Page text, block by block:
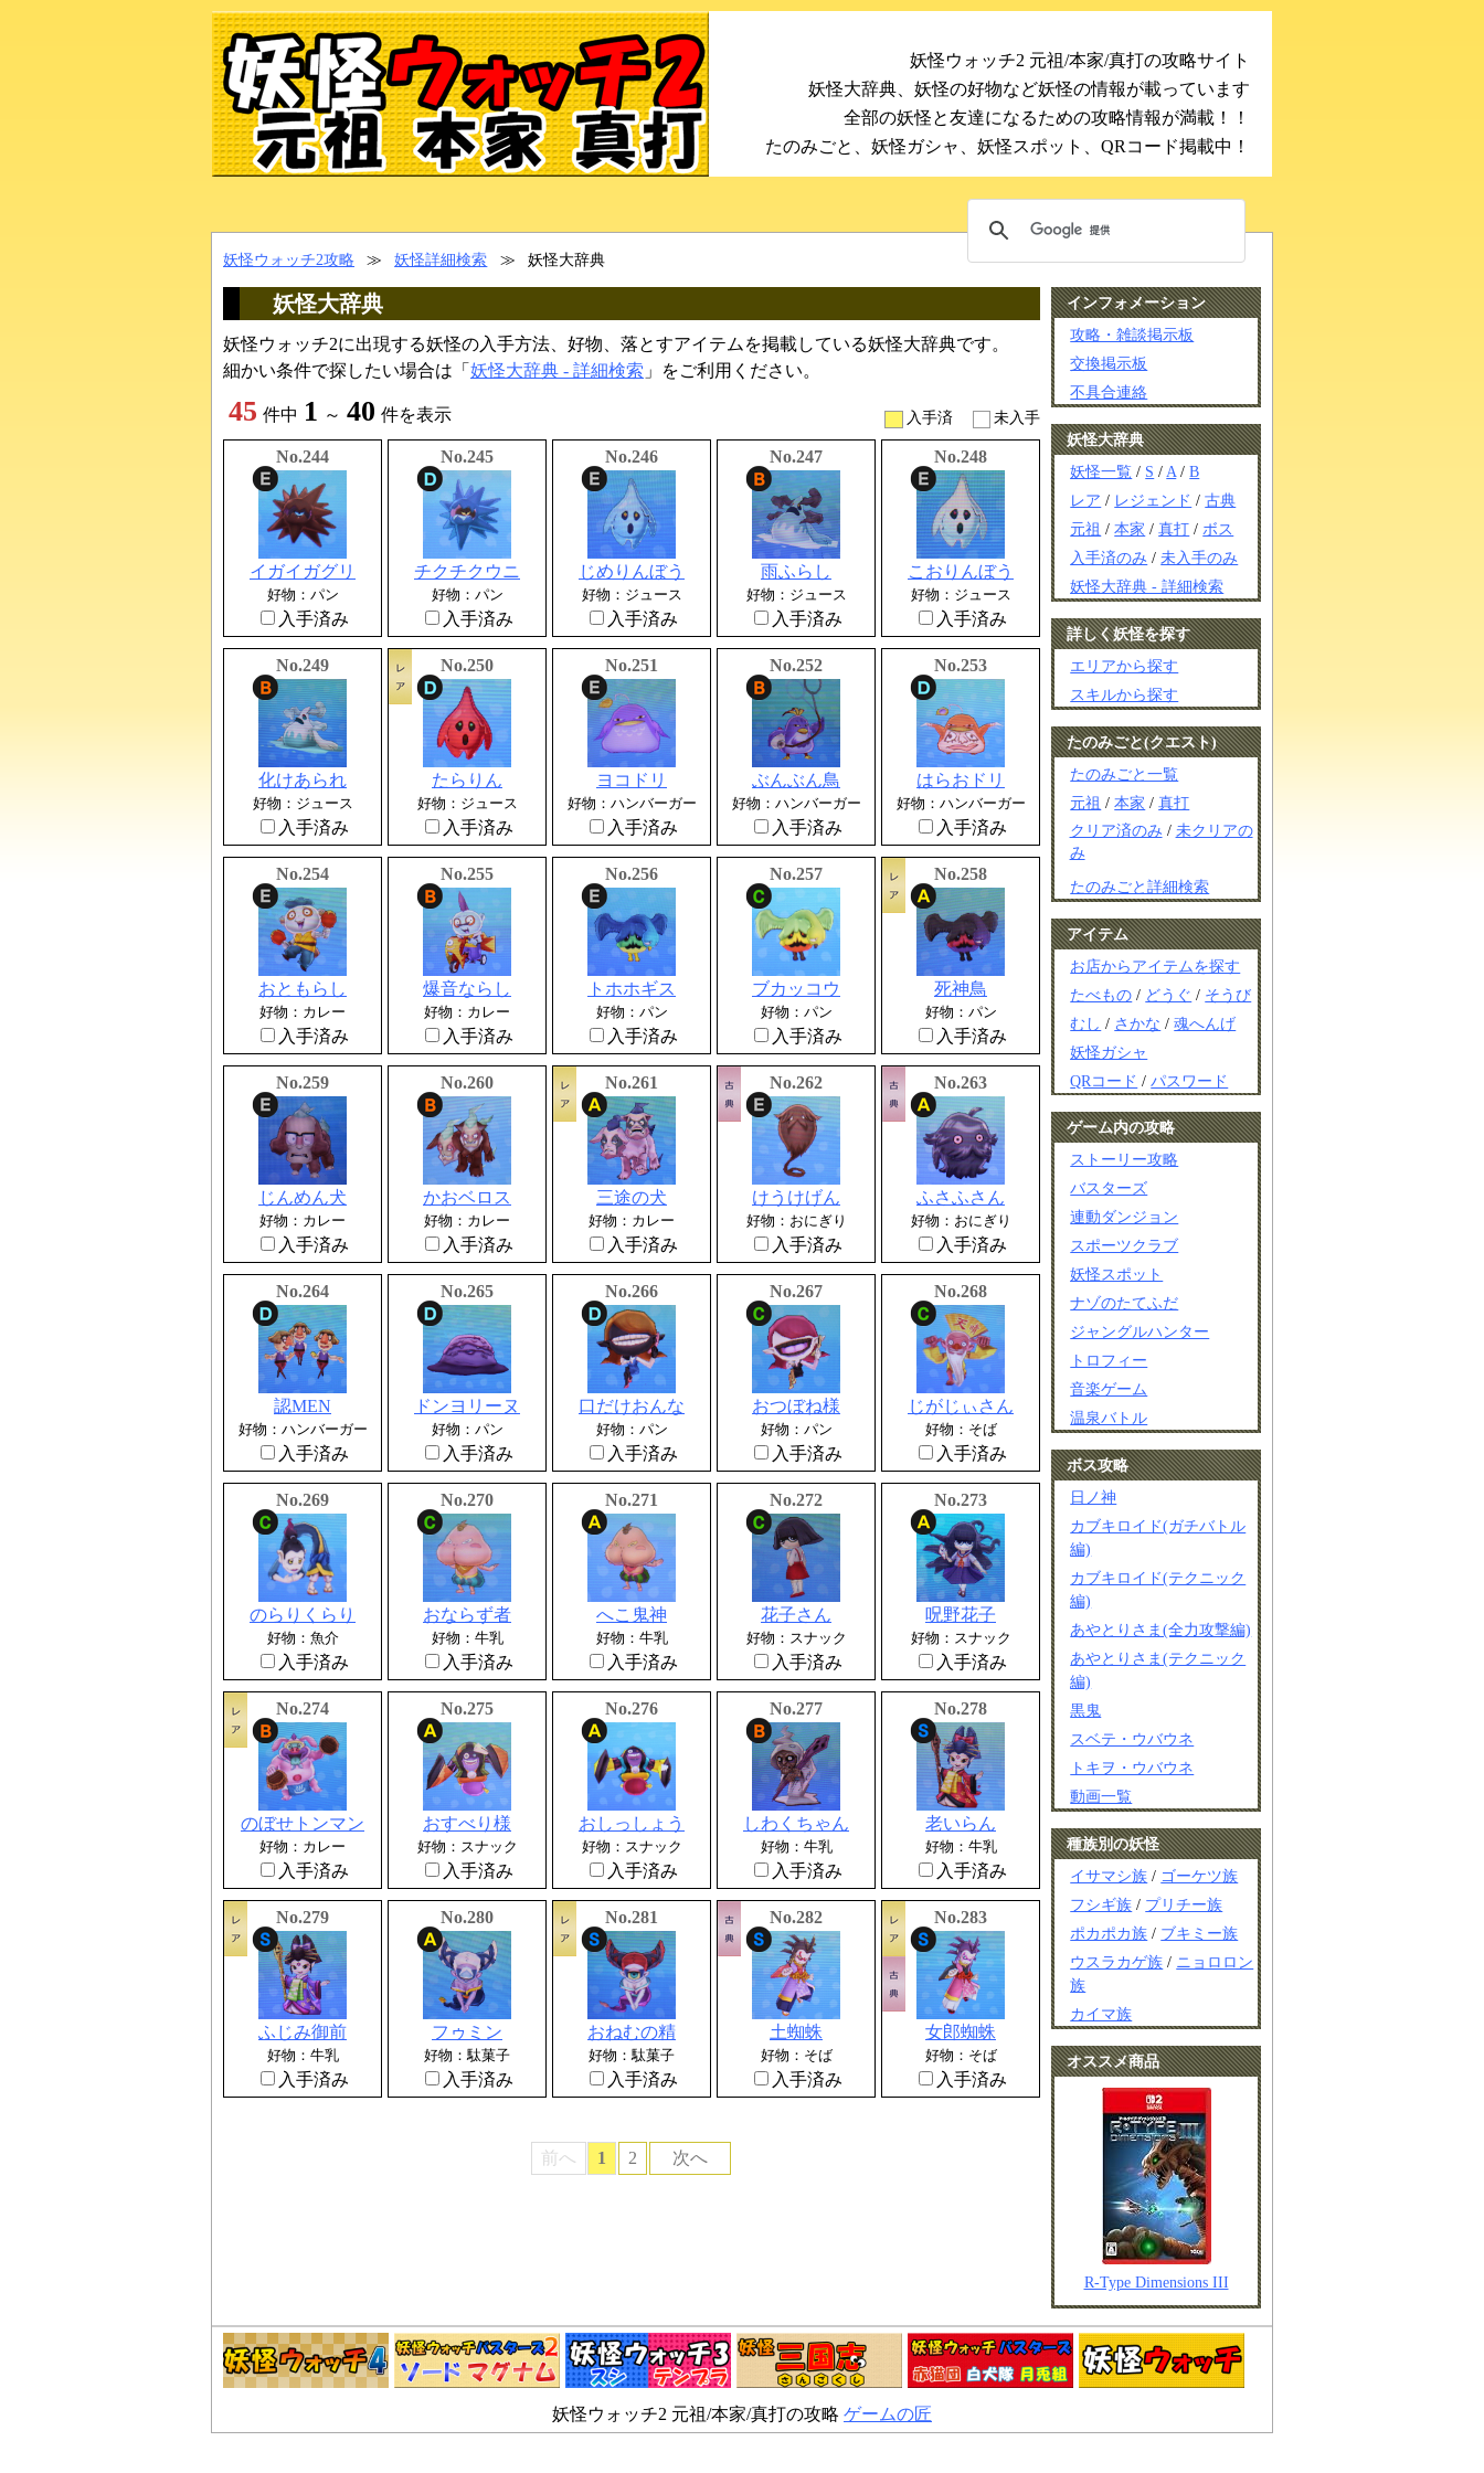
妖怪ウォッチ2 元祖/本家/真打の攻略サイト
妖怪大辞典、妖怪の好物など妖怪の情報が載っています
全部の妖怪と友達になるための攻略情報が満載！！
たのみごと、妖怪ガシャ、妖怪スポット、QRコード掲載中！
妖怪ウォッチ2攻略 ≫ 妖怪詳細検索 ≫ 妖怪大辞典
妖怪大辞典
妖怪ウォッチ2に出現する妖怪の入手方法、好物、落とすアイテムを掲載している妖怪大辞典です。
細かい条件で探したい場合は「 妖怪大辞典 - 詳細検索 」をご利用ください。
45 件中 1 ～ 40 件を表示 入手済 未入手
No.244
イガイガグリ
好物：パン
入手済み
No.245
チクチクウニ
好物：パン
入手済み
No.246
じめりんぼう
好物：ジュース
入手済み
No.247
雨ふらし
好物：ジュース
入手済み
No.248
こおりんぼう
好物：ジュース
入手済み
No.249
化けあられ
好物：ジュース
入手済み
No.250
たらりん
好物：ジュース
入手済み
No.251
ヨコドリ
好物：ハンバーガー
入手済み
No.252
ぶんぶん鳥
好物：ハンバーガー
入手済み
No.253
はらおドリ
好物：ハンバーガー
入手済み
No.254
おともらし
好物：カレー
入手済み
No.255
爆音ならし
好物：カレー
入手済み
No.256
トホホギス
好物：パン
入手済み
No.257
ブカッコウ
好物：パン
入手済み
No.258
死神鳥
好物：パン
入手済み
No.259
じんめん犬
好物：カレー
入手済み
No.260
かおベロス
好物：カレー
入手済み
No.261
三途の犬
好物：カレー
入手済み
No.262
けうけげん
好物：おにぎり
入手済み
No.263
ふさふさん
好物：おにぎり
入手済み
No.264
認MEN
好物：ハンバーガー
入手済み
No.265
ドンヨリーヌ
好物：パン
入手済み
No.266
口だけおんな
好物：パン
入手済み
No.267
おつぼね様
好物：パン
入手済み
No.268
じがじぃさん
好物：そば
入手済み
No.269
のらりくらり
好物：魚介
入手済み
No.270
おならず者
好物：牛乳
入手済み
No.271
へこ鬼神
好物：牛乳
入手済み
No.272
花子さん
好物：スナック
入手済み
No.273
呪野花子
好物：スナック
入手済み
No.274
のぼせトンマン
好物：カレー
入手済み
No.275
おすべり様
好物：スナック
入手済み
No.276
おしっしょう
好物：スナック
入手済み
No.277
しわくちゃん
好物：牛乳
入手済み
No.278
老いらん
好物：牛乳
入手済み
No.279
ふじみ御前
好物：牛乳
入手済み
No.280
フゥミン
好物：駄菓子
入手済み
No.281
おねむの精
好物：駄菓子
入手済み
No.282
土蜘蛛
好物：そば
入手済み
No.283
女郎蜘蛛
好物：そば
入手済み
前へ 1 2 次へ
インフォメーション
攻略・雑談掲示板
交換掲示板
不具合連絡
妖怪大辞典
妖怪一覧 / S / A /B
レア / レジェンド /古典
元祖 /本家 /真打 / ボス
入手済のみ /未入手のみ
妖怪大辞典 - 詳細検索
詳しく妖怪を探す
エリアから探す
スキルから探す
たのみごと(クエスト)
たのみごと一覧
元祖 /本家 /真打
クリア済のみ / 未クリアの
み
たのみごと詳細検索
アイテム
お店からアイテムを探す
たべもの / どうぐ / そうび
むし / さかな /魂へんげ
妖怪ガシャ
QRコード /パスワード
ゲーム内の攻略
ストーリー攻略
バスターズ
連動ダンジョン
スポーツクラブ
妖怪スポット
ナゾのたてふだ
ジャングルハンター
トロフィー
音楽ゲーム
温泉バトル
ボス攻略
日ノ神
カブキロイド(ガチバトル
編)
カブキロイド(テクニック
編)
あやとりさま(全力攻撃編)
あやとりさま(テクニック
編)
黒鬼
スベテ・ウバウネ
トキヲ・ウバウネ
動画一覧
種族別の妖怪
イサマシ族 / ゴーケツ族
フシギ族 / プリチー族
ポカポカ族 / ブキミー族
ウスラカゲ族 / ニョロロン
族
カイマ族
オススメ商品
R-Type Dimensions III
妖怪ウォッチ2 元祖/本家/真打の攻略 ゲームの匠